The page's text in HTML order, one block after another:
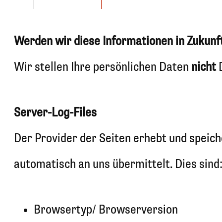
Werden wir diese Informationen in
Wir stellen Ihre persönlichen Daten nicht
Server-Log-Files
Der Provider der Seiten erhebt und
automatisch an uns übermittelt. Dies sind:
Browsertyp/ Browserversion